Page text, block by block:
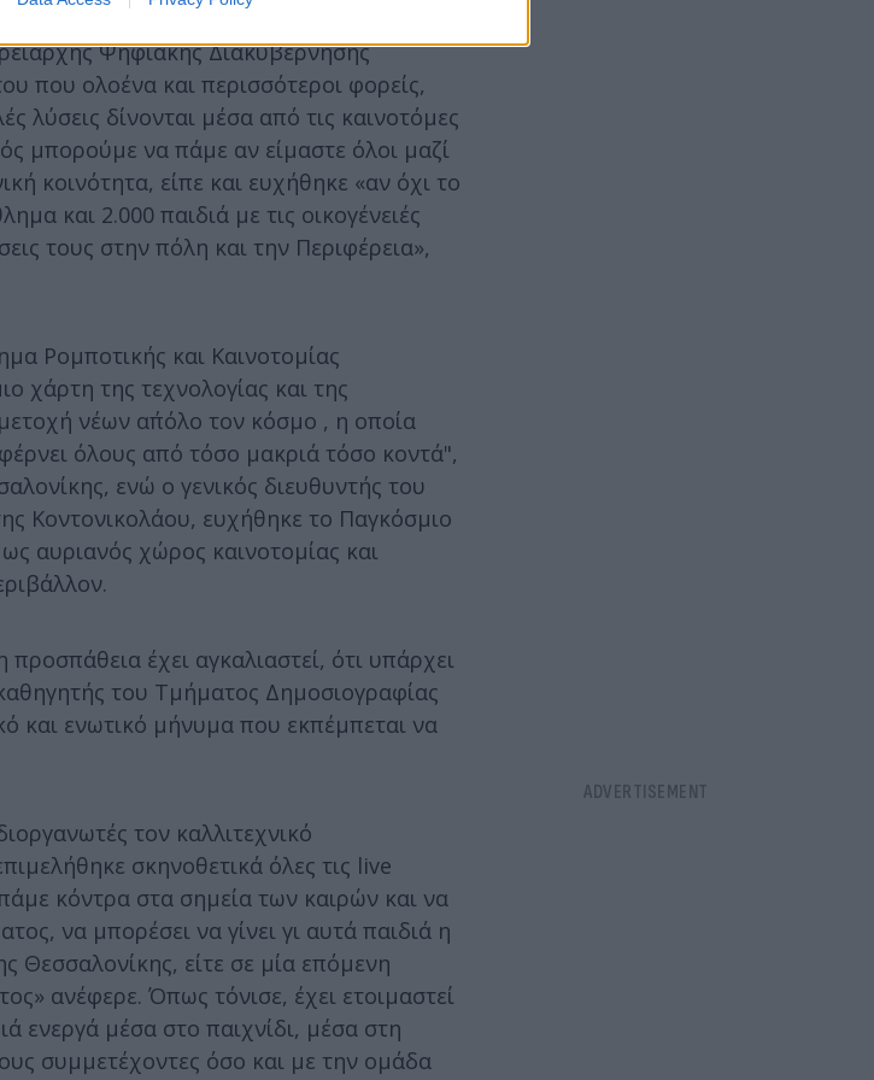
Ψηφιακής Διακυβέρνησης
που ολοένα και περισσότεροι φορείς,
λύσεις δίνονται μέσα από τις καινοτόμες
μπορούμε να πάμε αν είμαστε όλοι μαζί
κοινότητα, είπε και ευχήθηκε «αν όχι το
και 2.000 παιδιά με τις οικογένειές
τους στην πόλη και την Περιφέρεια»,
Ρομποτικής και Καινοτομίας
χάρτη της τεχνολογίας και της
νέων απ΄όλο τον κόσμο , η οποία
όλους από τόσο μακριά τόσο κοντά",
ενώ ο γενικός διευθυντής του
Κοντονικολάου, ευχήθηκε το Παγκόσμιο
αυριανός χώρος καινοτομίας και
έχει αγκαλιαστεί, ότι υπάρχει
του Τμήματος Δημοσιογραφίας
και ενωτικό μήνυμα που εκπέμπεται να
τον καλλιτεχνικό
σκηνοθετικά όλες τις live
κόντρα στα σημεία των καιρών και να
να μπορέσει να γίνει γι αυτά παιδιά η
είτε σε μία επόμενη
ανέφερε. Όπως τόνισε, έχει ετοιμαστεί
ενεργά μέσα στο παιχνίδι, μέσα στη
συμμετέχοντες όσο και με την ομάδα